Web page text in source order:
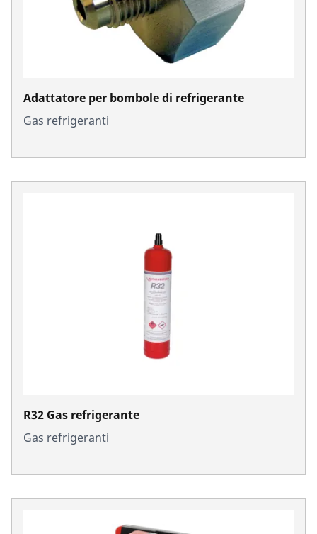
Adattatore per bombole di refrigerante
Gas refrigeranti
R32 Gas refrigerante
Gas refrigeranti